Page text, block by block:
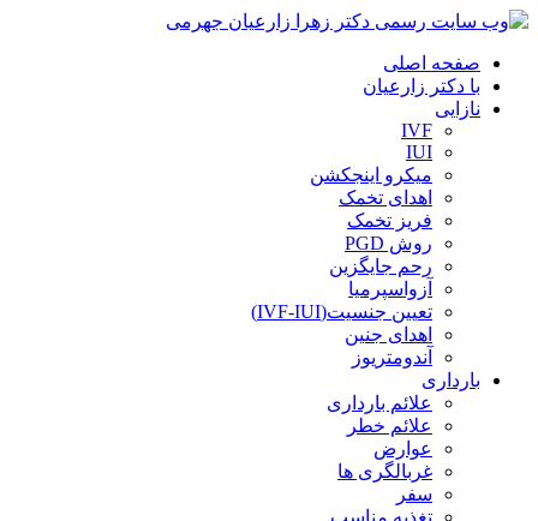
صفحه اصلی
با دکتر زارعیان
نازایی
IVF
IUI
میکرو اینجکشن
اهدای تخمک
فریز تخمک
روش PGD
رحم جایگزین
آزواسپرمیا
تعیین جنسیت(IVF-IUI)
اهدای جنین
آندومتریوز
بارداری
علائم بارداری
علائم خطر
عوارض
غربالگری ها
سفر
تغذیه مناسب